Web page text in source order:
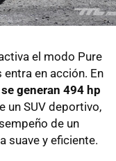
el modo Pure
en acción. En
se generan 494 hp
un SUV deportivo,
de un
suave y eficiente.